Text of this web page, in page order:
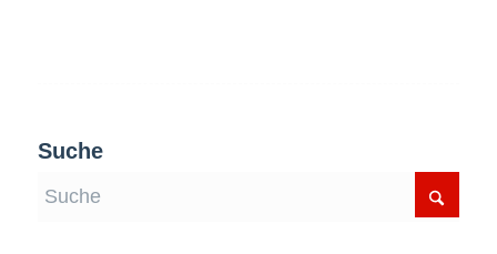
Suche